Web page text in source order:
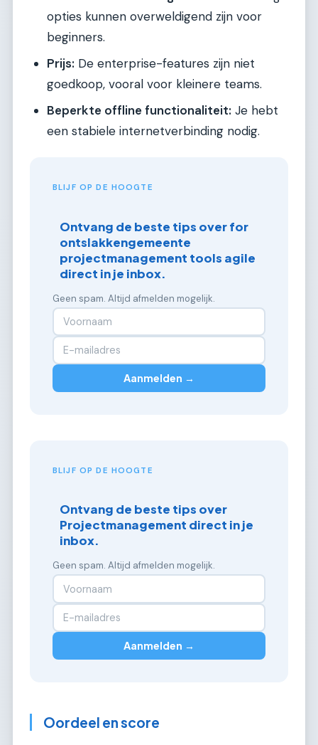
opties kunnen overweldigend zijn voor
beginners.
Prijs: De enterprise-features zijn niet
goedkoop, vooral voor kleinere teams.
Beperkte offline functionaliteit: Je hebt
een stabiele internetverbinding nodig.
BLIJF OP DE HOOGTE
Ontvang de beste tips over for
ontslakkengemeente
projectmanagement tools agile
direct in je inbox.
Geen spam. Altijd afmelden mogelijk.
Aanmelden →
BLIJF OP DE HOOGTE
Ontvang de beste tips over
Projectmanagement direct in je
inbox.
Geen spam. Altijd afmelden mogelijk.
Aanmelden →
Oordeel en score